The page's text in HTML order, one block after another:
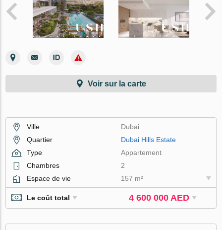
Voir sur la carte
Ville
Dubai
Quartier
Dubai Hills Estate
Type
Appartement
Chambres
2
Espace de vie
157 m²
Le coût total 4 600 000 AED